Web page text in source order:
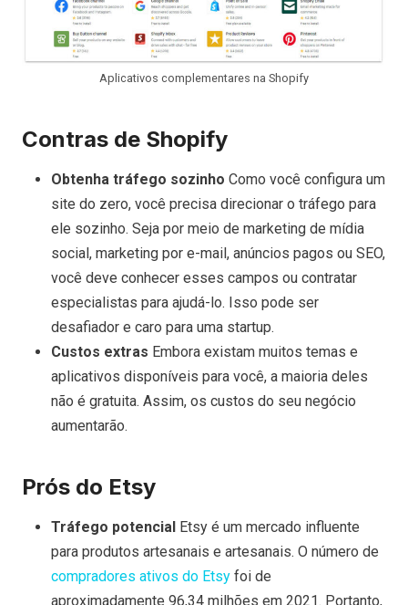
Aplicativos complementares na Shopify
Contras de Shopify
Obtenha tráfego sozinho Como você configura um
site do zero, você precisa direcionar o tráfego para
ele sozinho. Seja por meio de marketing de mídia
social, marketing por e-mail, anúncios pagos ou SEO,
você deve conhecer esses campos ou contratar
especialistas para ajudá-lo. Isso pode ser
desafiador e caro para uma startup.
Custos extras Embora existam muitos temas e
aplicativos disponíveis para você, a maioria deles
não é gratuita. Assim, os custos do seu negócio
aumentarão.
Prós do Etsy
Tráfego potencial Etsy é um mercado influente
para produtos artesanais e artesanais. O número de
compradores ativos do Etsy foi de
aproximadamente 96,34 milhões em 2021. Portanto,